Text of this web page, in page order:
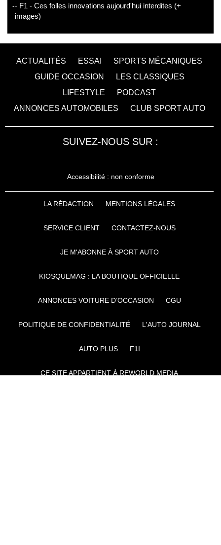
- F1 - Ces folles innovations aujourd'hui interdites (+
images)
ACTUALITÉS ESSAI
SPORTS MÉCANIQUES
GUIDE OCCASION
LES CLASSIQUES
LIFESTYLE
PODCAST
ANNONCES AUTOMOBILES
CLUB SPORT AUTO
SUIVEZ-NOUS SUR :
Accessibilité : non conforme
LA RÉDACTION MENTIONS LÉGALES
SERVICE CLIENT CONTACTEZ-NOUS
JE M'ABONNE À SPORT AUTO
KIOSQUEMAG : LA BOUTIQUE OFFICIELLE
ANNONCES VOITURE D’OCCASION CGU
POLITIQUE DE CONFIDENTIALITÉ L'AUTO JOURNAL
AUTO PLUS F1I
CE SITE APPARTIENT À REWORLD MEDIA